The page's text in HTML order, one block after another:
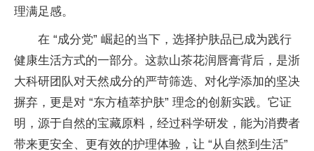
理满足感。
在 “成分党” 崛起的当下，选择护肤品已成为践行
健康生活方式的一部分。这款山茶花润唇膏背后，是浙
大科研团队对天然成分的严苛筛选、对化学添加的坚决
摒弃，更是对 “东方植萃护肤” 理念的创新实践。它证
明，源于自然的宝藏原料，经过科学研发，能为消费者
带来更安全、更有效的护理体验，让 “从自然到生活”